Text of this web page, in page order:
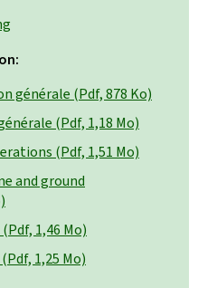
générale (Pdf, 878 Ko)
(Pdf, 1,18 Mo)
(Pdf, 1,51 Mo)
and ground
1,46 Mo)
1,25 Mo)